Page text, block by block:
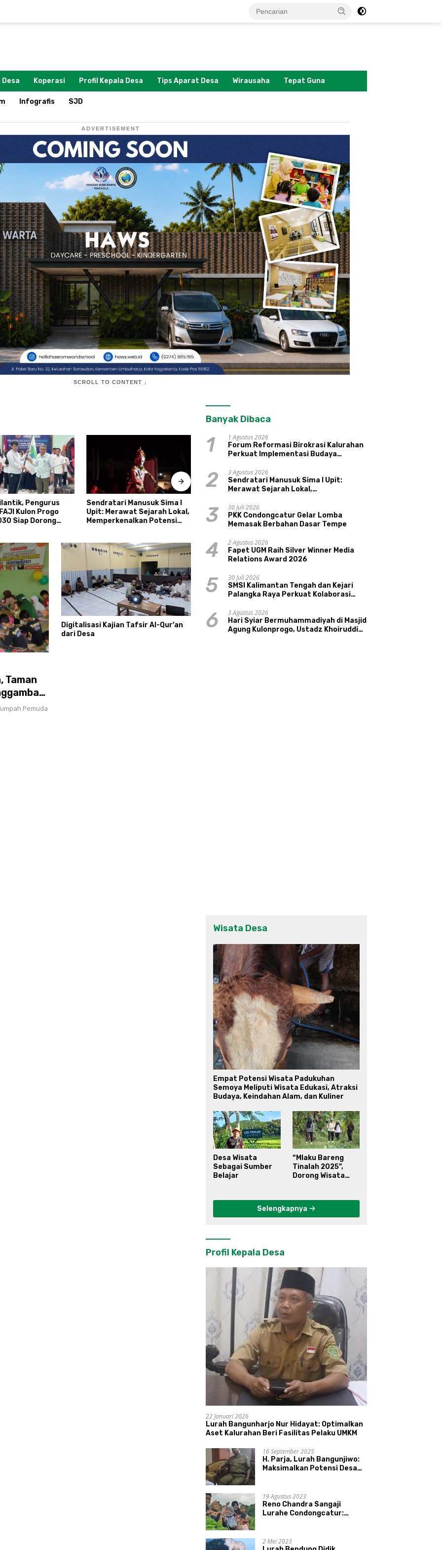
Koperasi Profil Kepala Desa Tips Aparat Desa Wirausaha Tepat Guna
Infografis SJD
ADVERTISEMENT
SCROLL TO CONTENT ↓
Pengurus
Kulon Progo
Siap Dorong
Sendratari Manusuk Sima I
Upit: Merawat Sejarah Lokal,
Memperkenalkan Potensi
Bermuhammadiyah di Masjid
Agung Kulonprogo, Ustadz
Utama Keluarga Sakinah
Adalah Agama
Media Relations Award 2026
Taman
Pemuda
Digitalisasi Kajian Tafsir Al-Qur’an
dari Desa
Banyak Dibaca
1
1 Agustus 2026
Forum Reformasi Birokrasi Kalurahan
Perkuat Implementasi Budaya
Kepamongan DIY
2
3 Agustus 2026
Sendratari Manusuk Sima I Upit:
Merawat Sejarah Lokal,
Pariwisata, dan Ekologi Klaten
3
30 Juli 2026
PKK Condongcatur Gelar Lomba
Memasak Berbahan Dasar Tempe
4
2 Agustus 2026
Fapet UGM Raih Silver Winner Media
Relations Award 2026
5
30 Juli 2026
SMSI Kalimantan Tengah dan Kejari
Palangka Raya Perkuat Kolaborasi
6
3 Agustus 2026
Hari Syiar Bermuhammadiyah di Masjid
Agung Kulonprogo, Ustadz Khoiruddin
Wisata Desa
Empat Potensi Wisata Padukuhan
Semoya Meliputi Wisata Edukasi, Atraksi
Budaya, Keindahan Alam, dan Kuliner
Desa Wisata
Sebagai Sumber
Belajar
“Mlaku Bareng
Tinalah 2025”,
Dorong Wisata
Selengkapnya
Profil Kepala Desa
22 Januari 2026
Lurah Bangunharjo Nur Hidayat: Optimalkan
Aset Kalurahan Beri Fasilitas Pelaku UMKM
16 September 2025
H. Parja, Lurah Bangunjiwo:
Maksimalkan Potensi Desa
19 Agustus 2023
Reno Chandra Sangaji
Lurahe Condongcatur:
Masyarakat, dan Syukuri
2 Mei 2023